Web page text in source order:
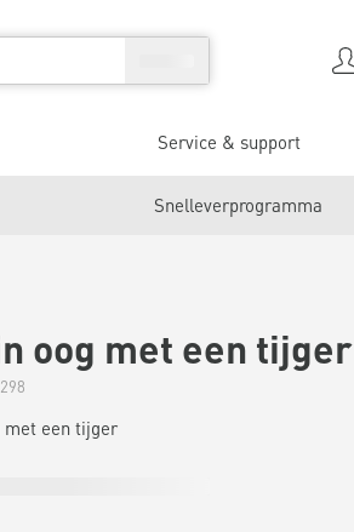
Service & support
Snelleverprogramma
oog met een tijger
met een tijger